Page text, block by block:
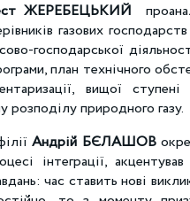
ЖЕРЕБЕЦЬКИЙ
газових
господарської
план технічного
вищої
розподілу природного газу.
Андрій БЄЛАШОВ
інтеграції,
час ставить нові